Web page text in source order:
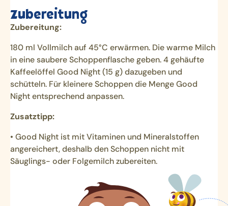
Zubereitung
Zubereitung:
180 ml Vollmilch auf 45°C erwärmen. Die warme Milch
in eine saubere Schoppenflasche geben. 4 gehäufte
Kaffeelöffel Good Night (15 g) dazugeben und
schütteln. Für kleinere Schoppen die Menge Good
Night entsprechend anpassen.
Zusatztipp:
• Good Night ist mit Vitaminen und Mineralstoffen
angereichert, deshalb den Schoppen nicht mit
Säuglings- oder Folgemilch zubereiten.